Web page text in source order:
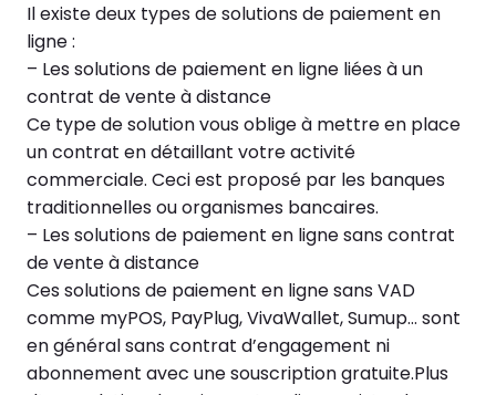
Il existe deux types de solutions de paiement en
ligne :
– Les solutions de paiement en ligne liées à un
contrat de vente à distance
Ce type de solution vous oblige à mettre en place
un contrat en détaillant votre activité
commerciale. Ceci est proposé par les banques
traditionnelles ou organismes bancaires.
– Les solutions de paiement en ligne sans contrat
de vente à distance
Ces solutions de paiement en ligne sans VAD
comme myPOS, PayPlug, VivaWallet, Sumup… sont
en général sans contrat d’engagement ni
abonnement avec une souscription gratuite.Plus